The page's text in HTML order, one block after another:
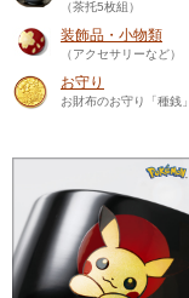
（茶托5枚組）
装飾品・小物類
（アクセサリーなど）
お守り
お財布のお守り「種銭」